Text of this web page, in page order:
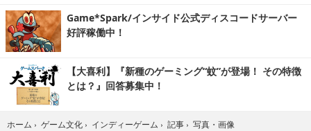
Game*Spark/インサイド公式ディスコードサーバー
好評稼働中！
【大喜利】『新種のゲーミング“蚊”が登場！ その特徴
とは？』回答募集中！
ホーム › ゲーム文化 › インディーゲーム › 記事 › 写真・画像